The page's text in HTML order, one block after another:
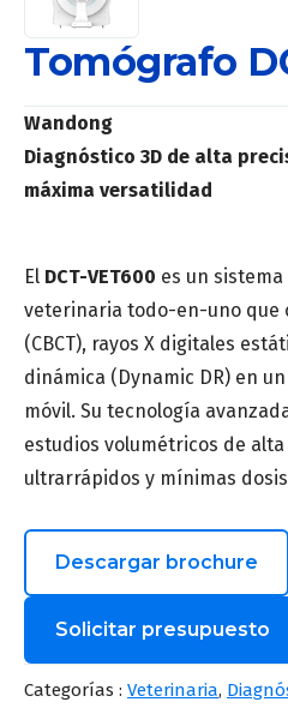
Tomógrafo
Wandong
Diagnóstico 3D de alta
máxima versatilidad
El DCT-VET600 es un
veterinaria todo-en-uno que
(CBCT), rayos X digitales
dinámica (Dynamic DR) en
móvil. Su tecnología
estudios volumétricos de
ultrarrápidos y mínimas
Descargar brochure
Solicitar presupuesto
Nombre
Categorías : Veterinaria,